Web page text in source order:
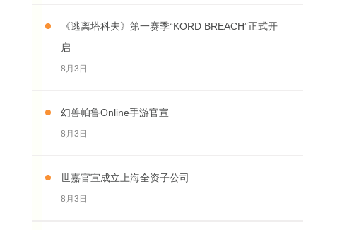
《逃离塔科夫》第一赛季“KORD BREACH”正式开
启
8月3日
幻兽帕鲁Online手游官宣
8月3日
世嘉官宣成立上海全资子公司
8月3日